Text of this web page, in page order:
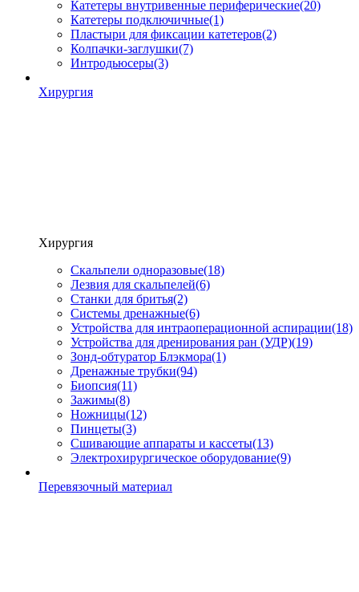
Катетеры внутривенные периферические(20)
Катетеры подключичные(1)
Пластыри для фиксации катетеров(2)
Колпачки-заглушки(7)
Интродьюсеры(3)
Хирургия
Хирургия
Скальпели одноразовые(18)
Лезвия для скальпелей(6)
Станки для бритья(2)
Системы дренажные(6)
Устройства для интраоперационной аспирации(18)
Устройства для дренирования ран (УДР)(19)
Зонд-обтуратор Блэкмора(1)
Дренажные трубки(94)
Биопсия(11)
Зажимы(8)
Ножницы(12)
Пинцеты(3)
Сшивающие аппараты и кассеты(13)
Электрохирургическое оборудование(9)
Перевязочный материал